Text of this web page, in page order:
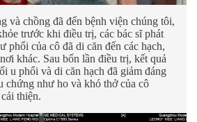
và chồng đã đến bệnh viện chúng tôi,
trước khi điều trị, các bác sĩ phát
phổi của cô đã di căn đến các hạch,
khác. Sau bốn lần điều trị, kết quả
u phổi và di căn hạch đã giảm đáng
chứng như ho và khó thở của cô
thiện.